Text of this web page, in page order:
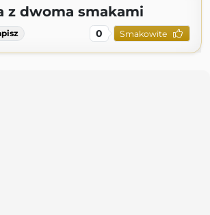
z dwoma smakami
0 Smakowite